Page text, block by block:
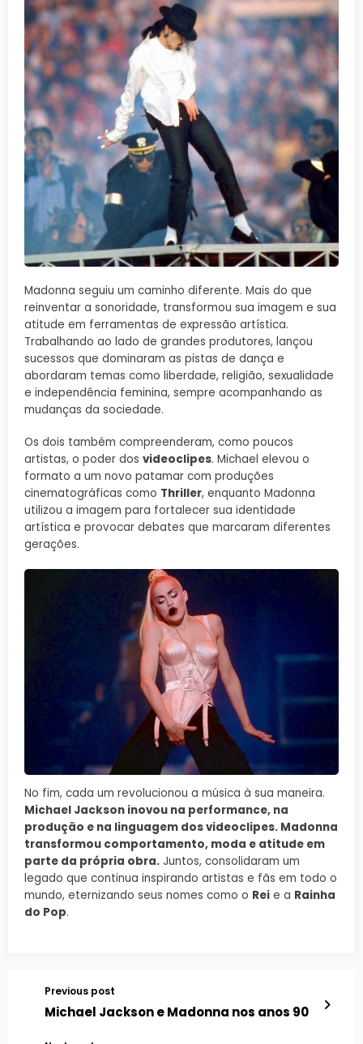
Madonna seguiu um caminho diferente. Mais do que
reinventar a sonoridade, transformou sua imagem e sua
atitude em ferramentas de expressão artística.
Trabalhando ao lado de grandes produtores, lançou
sucessos que dominaram as pistas de dança e
abordaram temas como liberdade, religião, sexualidade
e independência feminina, sempre acompanhando as
mudanças da sociedade.
Os dois também compreenderam, como poucos
artistas, o poder dos videoclipes. Michael elevou o
formato a um novo patamar com produções
cinematográficas como Thriller, enquanto Madonna
utilizou a imagem para fortalecer sua identidade
artística e provocar debates que marcaram diferentes
gerações.
No fim, cada um revolucionou a música à sua maneira.
Michael Jackson inovou na performance, na
produção e na linguagem dos videoclipes. Madonna
transformou comportamento, moda e atitude em
parte da própria obra. Juntos, consolidaram um
legado que continua inspirando artistas e fãs em todo o
mundo, eternizando seus nomes como o Rei e a Rainha
do Pop.
Previous post
Michael Jackson e Madonna nos anos 90